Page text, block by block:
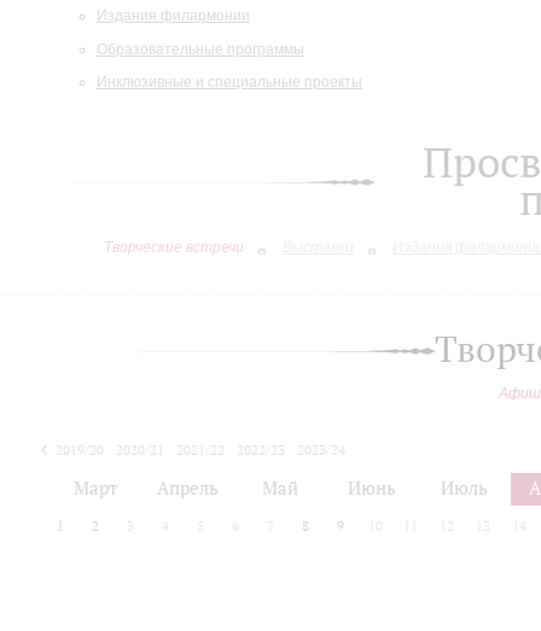
Издания филармонии
Образовательные программы
Инклюзивные и специальные проекты
Творческие встречи
2019/20 2020/21 2021/22 2022/23
2023/24
Март Апрель Май Июнь Июль
1 2 3 4 5 6 7 8 9 10 12 13 14